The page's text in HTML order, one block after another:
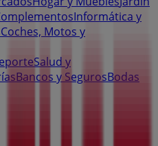
Informática y
Coches, Motos y
Salud y
Bancos y SegurosBodas